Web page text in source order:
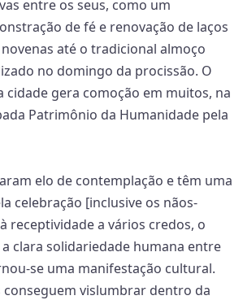
entre os seus, como um
de fé e renovação de laços
até o tradicional almoço
no domingo da procissão. O
cidade gera comoção em muitos, na
Patrimônio da Humanidade pela
elo de contemplação e têm uma
celebração [inclusive os nãos-
receptividade a vários credos, o
clara solidariedade humana entre
se uma manifestação cultural.
conseguem vislumbrar dentro da